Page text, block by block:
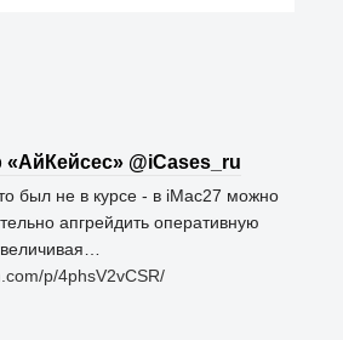
Твиттер «АйКейсес» ‏@iCases_ru
был не в курсе - в iMac27 можно
апгрейдить оперативную
p/4phsV2vCSR/